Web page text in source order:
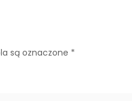
są oznaczone *